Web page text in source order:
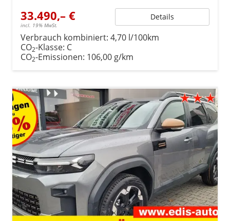
33.490,– €
incl. 19% MwSt.
Details
Verbrauch kombiniert: 4,70 l/100km
CO2-Klasse: C
CO2-Emissionen: 106,00 g/km